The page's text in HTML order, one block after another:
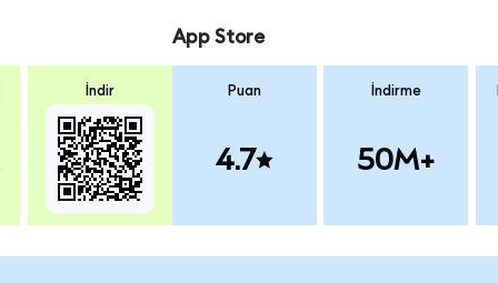
İndir
App Store
Puan
4.7
İndirme
50M+